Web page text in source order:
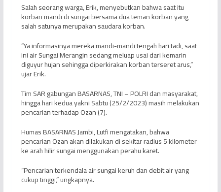
Salah seorang warga, Erik, menyebutkan bahwa saat itu
korban mandi di sungai bersama dua teman korban yang
salah satunya merupakan saudara korban.
“Ya informasinya mereka mandi-mandi tengah hari tadi, saat
ini air Sungai Merangin sedang meluap usai dari kemarin
diguyur hujan sehingga diperkirakan korban terseret arus,”
ujar Erik.
Tim SAR gabungan BASARNAS, TNI – POLRI dan masyarakat,
hingga hari kedua yakni Sabtu (25/2/2023) masih melakukan
pencarian terhadap Ozan (7).
Humas BASARNAS Jambi, Lutfi mengatakan, bahwa
pencarian Ozan akan dilakukan di sekitar radius 5 kilometer
ke arah hilir sungai menggunakan perahu karet.
“Pencarian terkendala air sungai keruh dan debit air yang
cukup tinggi,” ungkapnya.